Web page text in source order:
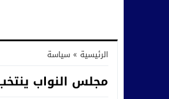
الرئيسية » سياسة
مجلس النواب